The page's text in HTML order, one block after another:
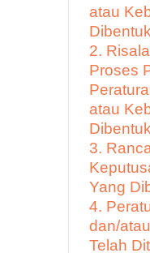
atau
Dibentuk
2.
Proses
atau
Dibentuk
3.
Yang
4.
dan/
Telah